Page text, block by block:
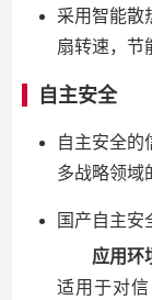
采用智能散
扇转速，节
自主安全
自主安全的
多战略领域
国产自主安
应用环
适用于对